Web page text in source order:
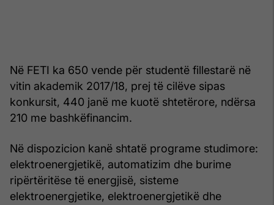
Në FETI ka 650 vende për studentë fillestarë në
vitin akademik 2017/18, prej të cilëve sipas
konkursit, 440 janë me kuotë shtetërore, ndërsa
210 me bashkëfinancim.
Në dispozicion kanë shtatë programe studimore:
elektroenergjetikë, automatizim dhe burime
ripërtëritëse të energjisë, sisteme
elektroenergjetike, elektroenergjetikë dhe